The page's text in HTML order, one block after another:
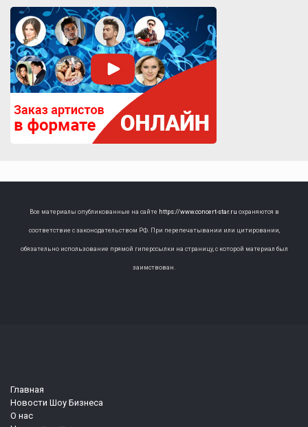
Все материалы опубликованные на сайте https://www.concert-star.ru охраняются в
соответствие с законодательством РФ. При перепечатывании или цитировании,
обязательно использование прямой гиперссылки на страницу, с которой материал был
заимствован.
Главная
Новости Шоу Бизнеса
О нас